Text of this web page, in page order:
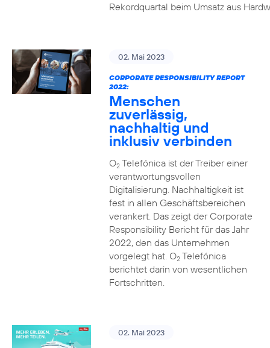
Rekordquartal beim Umsatz aus
02. Mai 2023
CORPORATE RESPONSIBILITY REPORT
2022:
Menschen
zuverlässig,
nachhaltig und
inklusiv verbinden
O2Telefónica ist der Treiber einer
verantwortungsvollen
Digitalisierung. Nachhaltigkeit ist
fest in allen Geschäftsbereichen
verankert. Das zeigt der Corporate
Responsibility Bericht für das Jahr
2022, den das Unternehmen
vorgelegt hat. O2Telefónica
berichtet darin von wesentlichen
Fortschritten.
02. Mai 2023